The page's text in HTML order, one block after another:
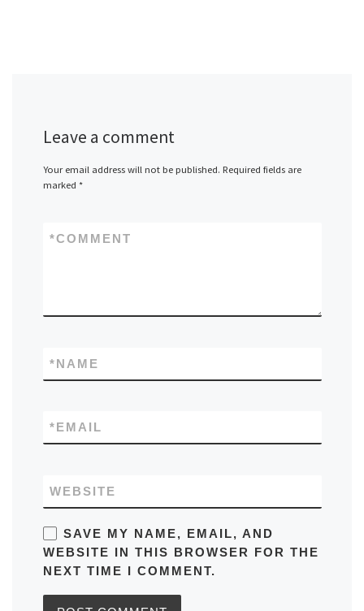
Leave a comment
Your email address will not be published. Required fields are
marked *
COMMENT
*
NAME
*
EMAIL
*
WEBSITE
SAVE MY NAME, EMAIL, AND
WEBSITE IN THIS BROWSER FOR THE
NEXT TIME I COMMENT.